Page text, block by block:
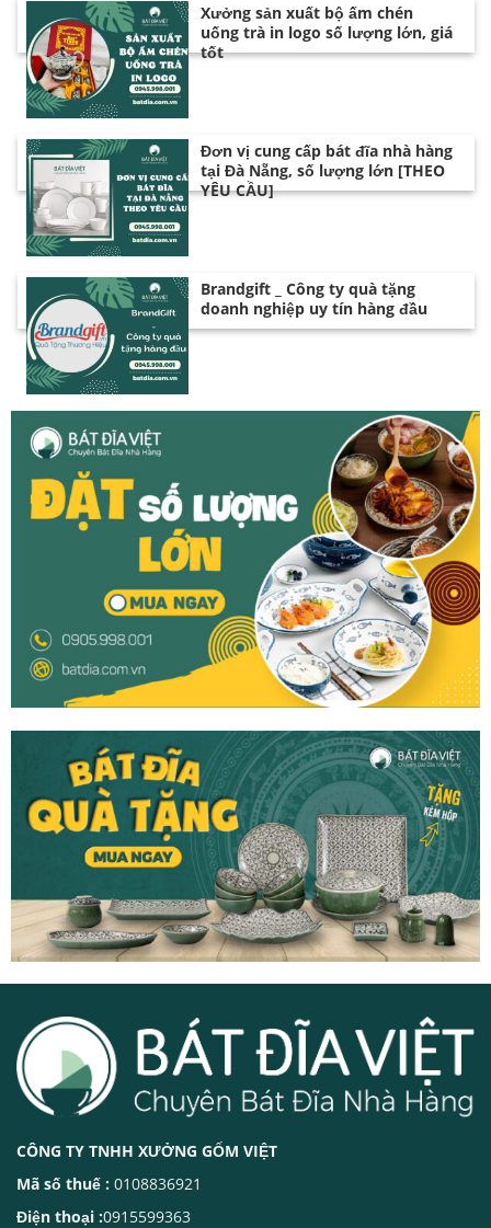
Xưởng sản xuất bộ ấm chén
uống trà in logo số lượng lớn, giá
tốt
Đơn vị cung cấp bát đĩa nhà hàng
tại Đà Nẵng, số lượng lớn [THEO
YÊU CẦU]
Brandgift _ Công ty quà tặng
doanh nghiệp uy tín hàng đầu
CÔNG TY TNHH XƯỞNG GỐM VIỆT
Mã số thuế : 0108836921
Điện thoại :0915599363